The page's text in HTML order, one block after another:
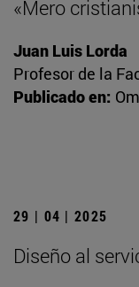
«Mero
Juan Luis Lorda
Profesor de la
Publicado en:
29 | 04 | 2025
Diseño al